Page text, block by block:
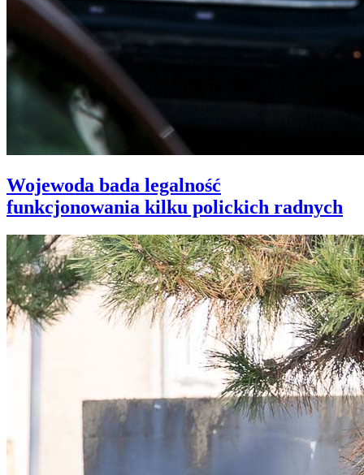
Wojewoda bada legalność
funkcjonowania kilku polickich radnych